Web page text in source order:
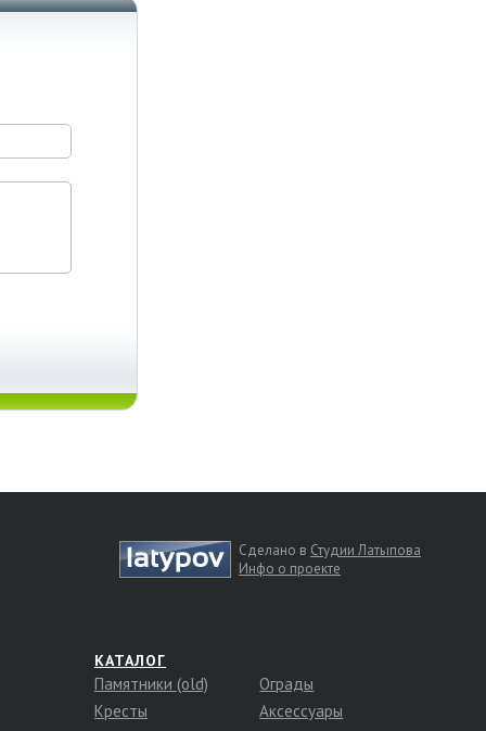
Сделано в Студии Латыпова
Инфо о проекте
КАТАЛОГ
Памятники (old)
Ограды
Кресты
Аксессуары